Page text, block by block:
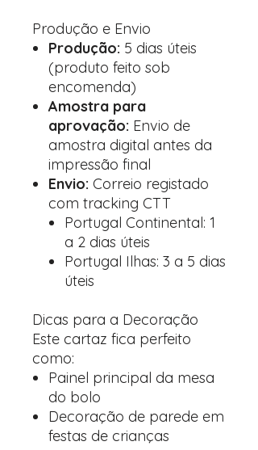
Produção e Envio
Produção: 5 dias úteis
(produto feito sob
encomenda)
Amostra para
aprovação: Envio de
amostra digital antes da
impressão final
Envio: Correio registado
com tracking CTT
Portugal Continental: 1
a 2 dias úteis
Portugal Ilhas: 3 a 5 dias
úteis
Dicas para a Decoração
Este cartaz fica perfeito
como:
Painel principal da mesa
do bolo
Decoração de parede em
festas de crianças